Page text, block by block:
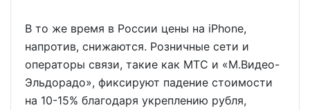
В то же время в России цены на iPhone,
напротив, снижаются. Розничные сети и
операторы связи, такие как МТС и «М.Видео-
Эльдорадо», фиксируют падение стоимости
на 10-15% благодаря укреплению рубля,